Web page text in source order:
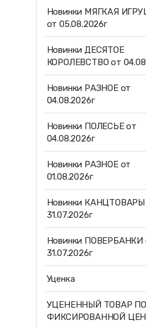
Новинки МЯГКАЯ
от 05.08.2026г
Новинки ДЕСЯТОЕ
КОРОЛЕВСТВО от
Новинки РАЗНОЕ от
04.08.2026г
Новинки ПОЛЕСЬЕ от
04.08.2026г
Новинки РАЗНОЕ от
01.08.2026г
Новинки КАНЦТОВАРЫ
31.07.2026г
Новинки ПОВЕРБАНКИ
31.07.2026г
Уценка
УЦЕНЕННЫЙ ТОВАР ПО
ФИКСИРОВАННОЙ